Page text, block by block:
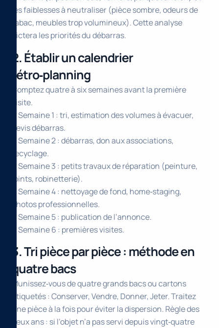
les faiblesses à neutraliser (pièce sombre, odeurs de
tabac, meubles trop volumineux). Cette analyse
dictera les priorités du débarras.
2. Établir un calendrier
rétro‑planning
Comptez quatre à six semaines avant la première
visite.
• Semaine 1 : tri, estimation des volumes à évacuer,
devis débarras.
• Semaine 2 : débarras, don aux associations,
recyclage.
• Semaine 3 : petits travaux de réparation (peinture,
joints, robinetterie).
• Semaine 4 : nettoyage de fond, home‑staging,
photos professionnelles.
• Semaine 5 : publication de l’annonce.
• Semaine 6 : premières visites.
3. Tri pièce par pièce : méthode en
quatre bacs
Munissez‑vous de quatre grands bacs ou cartons
étiquetés : Conserver, Vendre, Donner, Jeter. Traitez
une pièce à la fois pour éviter la dispersion. Règle des
deux ans : si l’objet n’a pas servi depuis vingt‑quatre